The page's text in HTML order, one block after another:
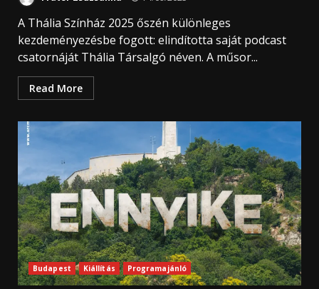
A Thália Színház 2025 őszén különleges
kezdeményezésbe fogott: elindította saját podcast
csatornáját Thália Társalgó néven. A műsor...
Read More
Budapest Kiállítás Programajánló